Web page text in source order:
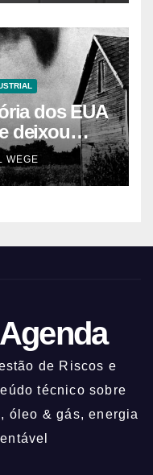
dos EUA
deixou
WEGE
de Riscos e
técnico sobre
óleo & gás, energia